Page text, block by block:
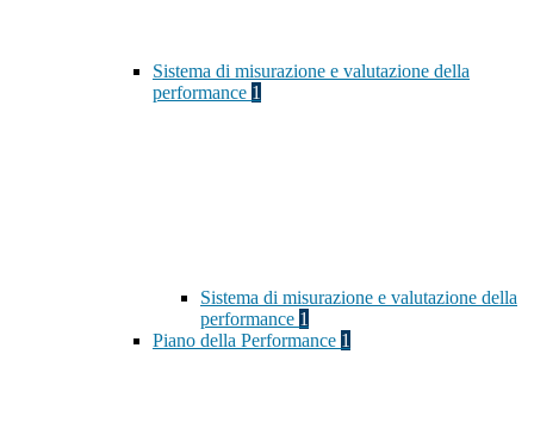
Sistema di misurazione e valutazione della
performance 1
Sistema di misurazione e valutazione della
performance 1
Piano della Performance 1